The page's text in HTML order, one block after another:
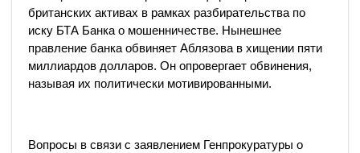
британских активах в рамках разбирательства по
иску БТА Банка о мошенничестве. Нынешнее
правление банка обвиняет Аблязова в хищении пяти
миллиардов долларов. Он опровергает обвинения,
называя их политически мотивированными.
Вопросы в связи с заявлением Генпрокуратуры о